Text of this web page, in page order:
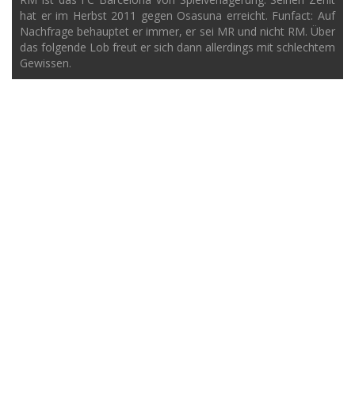
hat er im Herbst 2011 gegen Osasuna erreicht. Funfact: Auf
Nachfrage behauptet er immer, er sei MR und nicht RM. Über
das folgende Lob freut er sich dann allerdings mit schlechtem
Gewissen.